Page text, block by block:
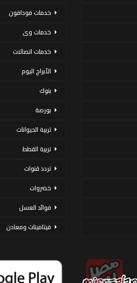
خدمات فودافون
خدمات وى
خدمات اتصالات
الأبراج اليوم
بنوك
بورصة
تربية الحيوانات
تربية القطط
تردد قنوات
خضروات
فوائد العسل
فيتامينات ومعادن